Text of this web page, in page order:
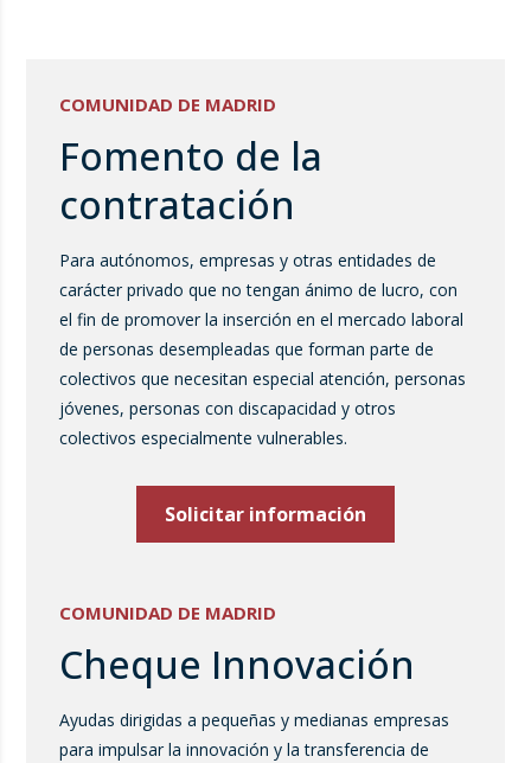
COMUNIDAD DE MADRID
Fomento de la
contratación
Para autónomos, empresas y otras entidades de
carácter privado que no tengan ánimo de lucro, con
el fin de promover la inserción en el mercado laboral
de personas desempleadas que forman parte de
colectivos que necesitan especial atención, personas
jóvenes, personas con discapacidad y otros
colectivos especialmente vulnerables.
Solicitar información
COMUNIDAD DE MADRID
Cheque Innovación
Ayudas dirigidas a pequeñas y medianas empresas
para impulsar la innovación y la transferencia de